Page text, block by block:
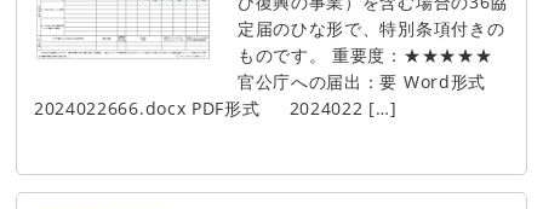
定届のひな形で、特別条項付きの
ものです。 重要度：★★★★★
官公庁への届出：要 Word形式
2024022666.docx PDF形式 2024022 […]